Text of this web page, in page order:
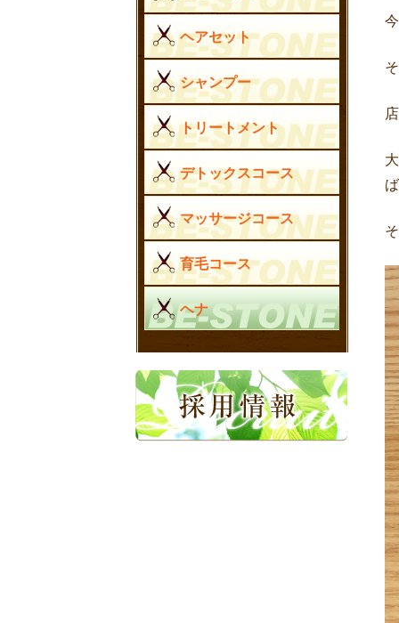
ヘアセット
シャンプー
トリートメント
デトックスコース
マッサージコース
育毛コース
ヘナ